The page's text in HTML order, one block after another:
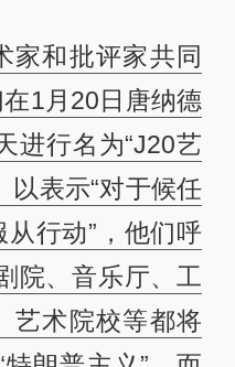
家和批评家共同
1月20日唐纳德
进行名为“J20艺
以表示“对于候任
行动”，他们呼
院、音乐厅、工
艺术院校等都将